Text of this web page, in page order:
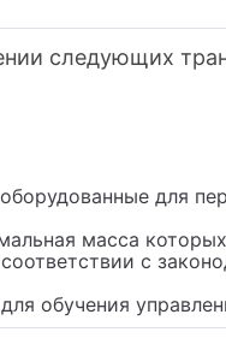
следующих
для
масса
с
обучения